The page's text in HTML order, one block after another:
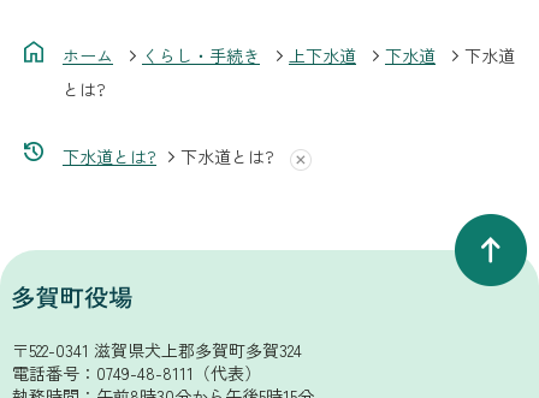
ホーム くらし・手続き 上下水道 下水道
下水道
とは?
下水道とは? 下水道とは?
〒522-0341 滋賀県犬上郡多賀町多賀324
電話番号： 0749-48-8111 （代表）